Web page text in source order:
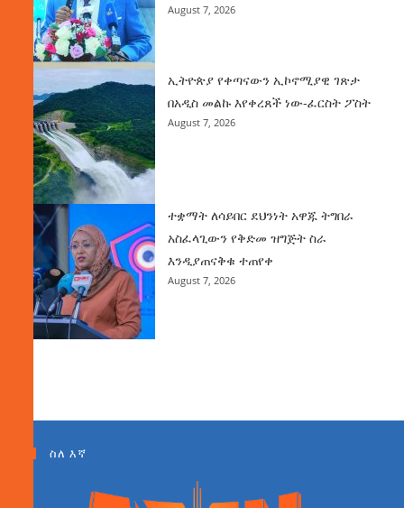
August 7, 2026
ኢትዮጵያ የቀጣናውን ኢኮኖሚያዊ ገጽታ
በአዲስ መልኩ እየቀረጸች ነው-ፈርስት ፖስት
August 7, 2026
ተቋማት ለሳይበር ደህንነት አዋጁ ትግበራ
አስፈላጊውን የቅድመ ዝግጅት ስራ
እንዲያጠናቅቁ ተጠየቀ
August 7, 2026
ስለ እኛ